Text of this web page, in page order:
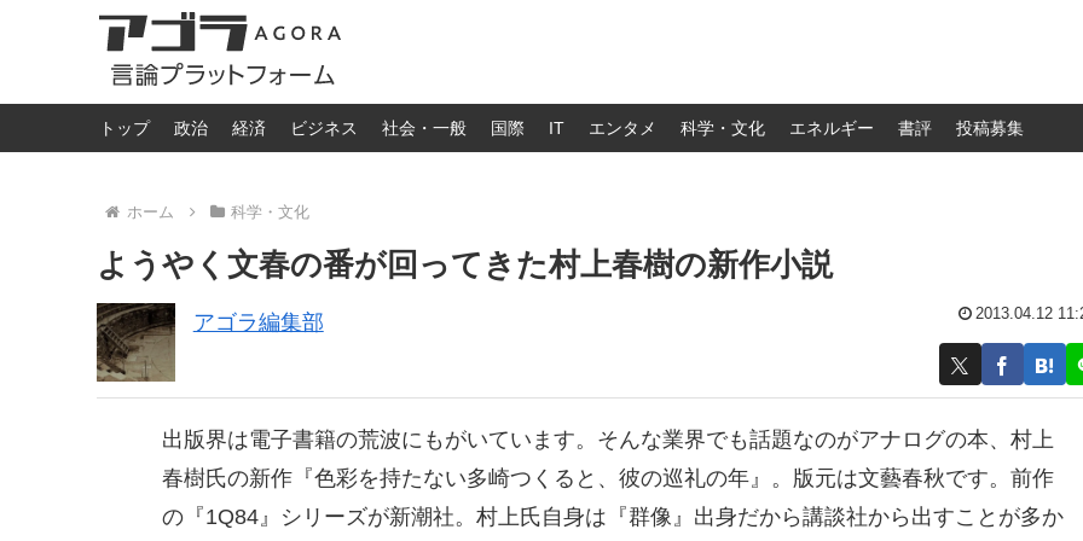
トップ 政治 経済 ビジネス 社会・一般 国際 IT エンタメ 科学・文化 エネルギー 書評 投稿募集
ホーム 科学・文化
ようやく文春の番が回ってきた村上春樹の新作小説
アゴラ編集部 2013.04.12
出版界は電子書籍の荒波にもがいています。そんな業界でも話題なのがアナログの本、村上
春樹氏の新作『色彩を持たない多崎つくると、彼の巡礼の年』。版元は文藝春秋です。前作
の『1Q84』シリーズが新潮社。村上氏自身は『群像』出身だから講談社から出すことが多か